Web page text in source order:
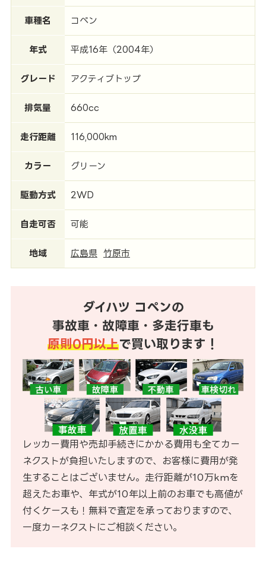
車種名 コペン
年式 平成16年（2004年）
グレード アクティブトップ
排気量 660cc
走行距離 116,000km
カラー グリーン
駆動方式 2WD
自走可否 可能
地域 広島県 竹原市
ダイハツ コペンの
事故車・故障車・多走行車も
原則0円以上で買い取ります！
レッカー費用や売却手続きにかかる費用も全てカー
ネクストが負担いたしますので、お客様に費用が発
生することはございません。走行距離が10万kmを
超えたお車や、年式が10年以上前のお車でも高値が
付くケースも！無料で査定を承っておりますので、
一度カーネクストにご相談ください。